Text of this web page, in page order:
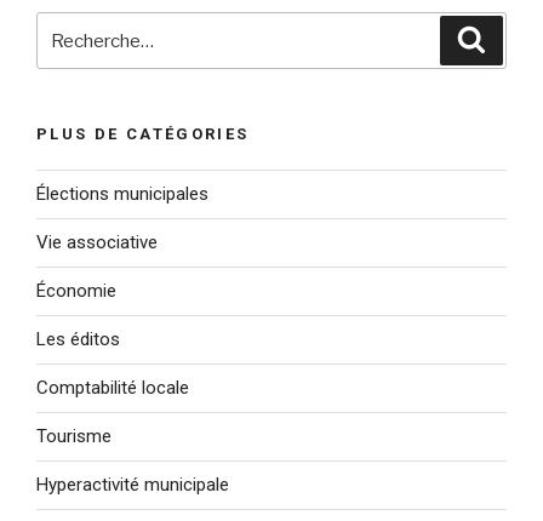
PLUS DE CATÉGORIES
Élections municipales
Vie associative
Économie
Les éditos
Comptabilité locale
Tourisme
Hyperactivité municipale